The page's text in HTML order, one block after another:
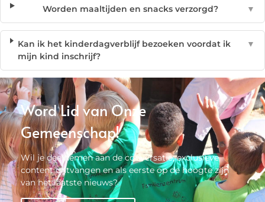
Worden maaltijden en snacks verzorgd? ▼
Kan ik het kinderdagverblijf bezoeken voordat ik
mijn kind inschrijf?
▼
Word Lid van Onze
Gemeenschap!
Wil je deelnemen aan de conversatie, exclusieve
content ontvangen en als eerste op de hoogte zijn
van het laatste nieuws?